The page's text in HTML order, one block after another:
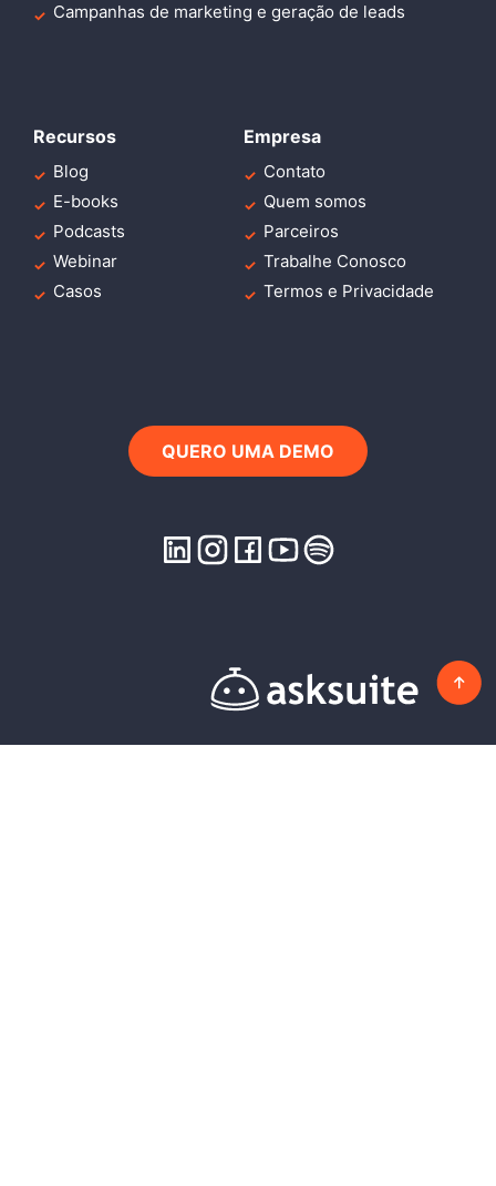
Campanhas de marketing e geração de leads
Recursos
Blog
E-books
Podcasts
Webinar
Casos
Empresa
Contato
Quem somos
Parceiros
Trabalhe Conosco
Termos e Privacidade
QUERO UMA DEMO